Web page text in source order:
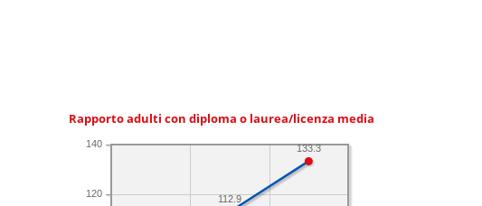
Rapporto adulti con diploma o laurea/licenza media
120
140 133.3
112.9